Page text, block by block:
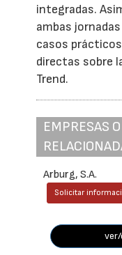
integradas.
ambas
casos
directas sobre
Trend.
EMPRESAS
Arburg, S.A.
Solicitar